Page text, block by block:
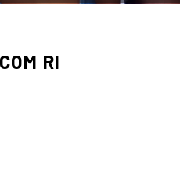
RI